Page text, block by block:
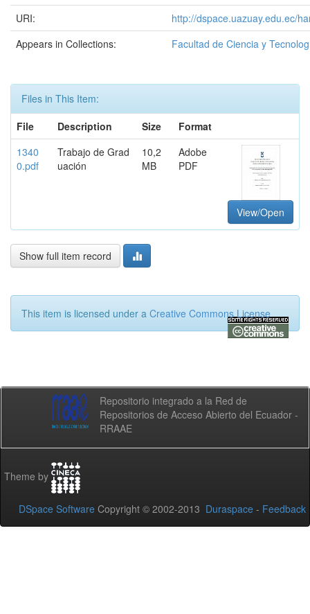
URI:
http://dspace.uazuay.edu.ec/
Appears in Collections:
Facultad de Ciencia y
Files in This Item:
File
Description Size
Format
1340
0.pdf
Trabajo de Grad
uación
10,2
MB
Adobe
PDF
View/Open
Show full item record
This item is licensed under a Creative Commons License
Repositorio integrado a la Red de
Repositorios de Acceso Abierto del Ecuador -
RRAAE
Theme by
DSpace Software Copyright © 2002-2013 Duraspace - Feedback